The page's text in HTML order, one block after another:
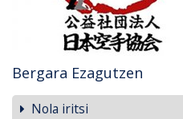
Bergara Ezagutzen
Nola iritsi